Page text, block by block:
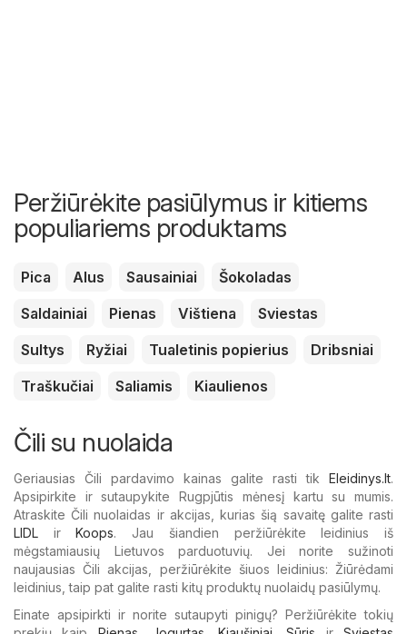
Peržiūrėkite pasiūlymus ir kitiems
populiariems produktams
Pica Alus Sausainiai
Šokoladas
Saldainiai
Pienas Vištiena
Sviestas
Sultys
Ryžiai Tualetinis popierius
Dribsniai
Traškučiai
Saliamis Kiaulienos
Čili su nuolaida
Geriausias Čili pardavimo kainas galite rasti tik Eleidinys.lt.
Apsipirkite ir sutaupykite Rugpjūtis mėnesį kartu su mumis.
Atraskite Čili nuolaidas ir akcijas, kurias šią savaitę galite rasti
LIDL irKoops. Jau šiandien peržiūrėkite leidinius iš
mėgstamiausių Lietuvos parduotuvių. Jei norite sužinoti
naujausias Čili akcijas, peržiūrėkite šiuos leidinius: Žiūrėdami
leidinius, taip pat galite rasti kitų produktų nuolaidų pasiūlymų.
Einate apsipirkti ir norite sutaupyti pinigų? Peržiūrėkite tokių